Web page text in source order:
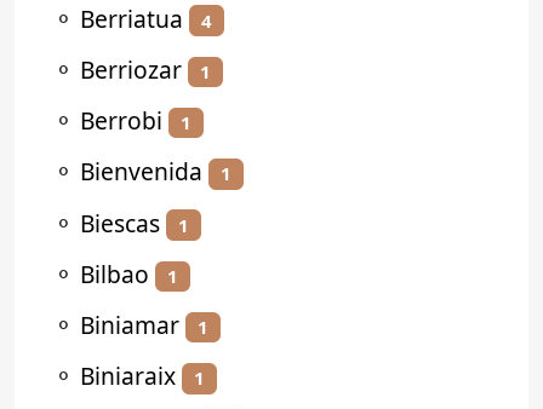
⚬ Berriatua 4
⚬ Berriozar 1
⚬ Berrobi 1
⚬ Bienvenida 1
⚬ Biescas 1
⚬ Bilbao 1
⚬ Biniamar 1
⚬ Biniaraix 1